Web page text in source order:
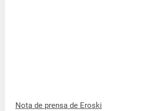
Nota de prensa de Eroski